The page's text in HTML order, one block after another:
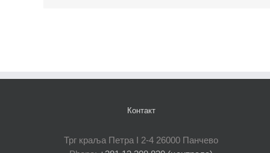
Контакт
Трг краља Петра I 2-4 26000 Панчево